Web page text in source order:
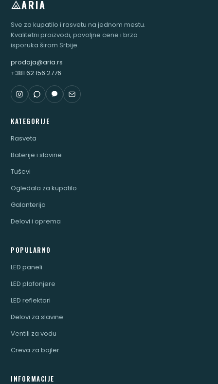
ARIA
Sve za kupatilo i rasvetu na jednom mestu.
Kvalitetni proizvodi, povoljne cene i brza
isporuka širom Srbije.
prodaja@aria.rs
+381 62 156 2776
KATEGORIJE
Rasveta
Baterije i slavine
Tuševi
Ogledala za kupatilo
Galanterija
Delovi i oprema
POPULARNO
LED paneli
LED plafonjere
LED reflektori
Delovi za slavine
Ventili za vodu
Creva za bojler
INFORMACIJE